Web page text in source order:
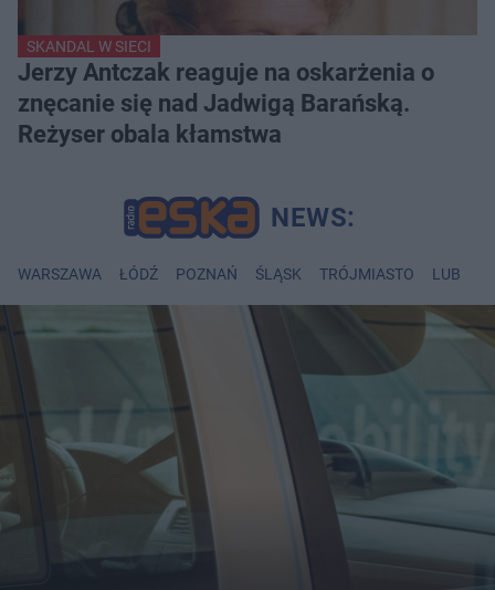
SKANDAL W SIECI
Jerzy Antczak reaguje na oskarżenia o
znęcanie się nad Jadwigą Barańską.
Reżyser obala kłamstwa
WARSZAWA ŁÓDŹ POZNAŃ ŚLĄSK TRÓJMIASTO LUBLIN